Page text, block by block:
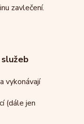
zavlečení.
vykonávají
(dále jen